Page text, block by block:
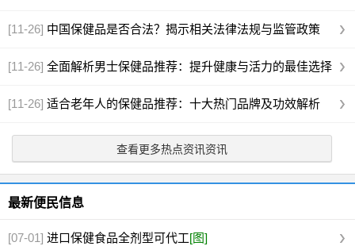
[11-26] 中国保健品是否合法？揭示相关法律法规与监管政策
[11-26] 全面解析男士保健品推荐：提升健康与活力的最佳选择
[11-26] 适合老年人的保健品推荐：十大热门品牌及功效解析
查看更多热点资讯资讯
最新便民信息
[07-01] 进口保健食品全剂型可代工[图]